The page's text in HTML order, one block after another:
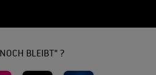
BLEIBT" ?